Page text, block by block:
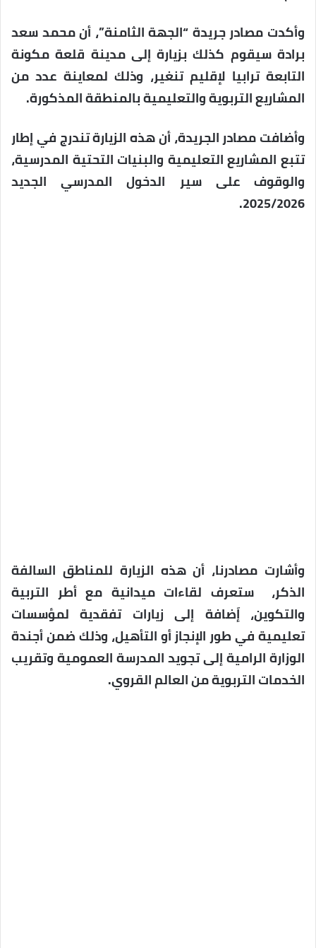
وأكدت مصادر جريدة “الجهة الثامنة”، أن محمد سعد
برادة سيقوم كذلك بزيارة إلى مدينة قلعة مكونة
التابعة ترابيا لإقليم تنغير، وذلك لمعاينة عدد من
المشاريع التربوية والتعليمية بالمنطقة المذكورة.
وأضافت مصادر الجريدة، أن هذه الزيارة تندرج في إطار
تتبع المشاريع التعليمية والبنيات التحتية المدرسية،
والوقوف على سير الدخول المدرسي الجديد
2025/2026.
وأشارت مصادرنا، أن هذه الزيارة للمناطق السالفة
الذكر، ستعرف لقاءات ميدانية مع أطر التربية
والتكوين، إَضافة إلى زيارات تفقدية لمؤسسات
تعليمية في طور الإنجاز أو التأهيل، وذلك ضمن أجندة
الوزارة الرامية إلى تجويد المدرسة العمومية وتقريب
الخدمات التربوية من العالم القروي.